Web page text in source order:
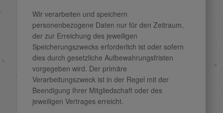
Wir verarbeiten und speichern
personenbezogene Daten nur für den Zeitraum,
der zur Erreichung des jeweiligen
Speicherungszwecks erforderlich ist oder sofern
dies durch gesetzliche Aufbewahrungsfristen
vorgegeben wird. Der primäre
Verarbeitungszweck ist in der Regel mit der
Beendigung Ihrer Mitgliedschaft oder des
jeweiligen Vertrages erreicht.